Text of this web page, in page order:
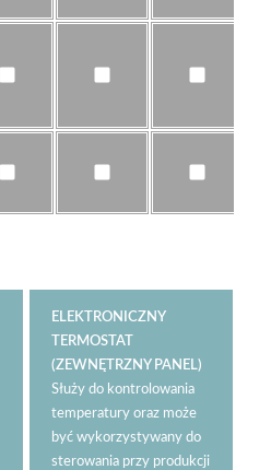
ELEKTRONICZNY
TERMOSTAT
(ZEWNĘTRZNY PANEL)
Służy do kontrolowania
temperatury oraz może
być wykorzystywany do
sterowania przy produkcji